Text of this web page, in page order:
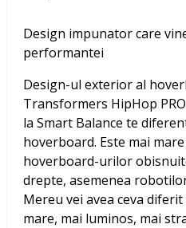
Design impunator care
performantei
Design-ul exterior al
Transformers HipHop
la Smart Balance te
hoverboard. Este mai
hoverboard-urilor
drepte, asemenea
Mereu vei avea ceva
mare, mai luminos, mai